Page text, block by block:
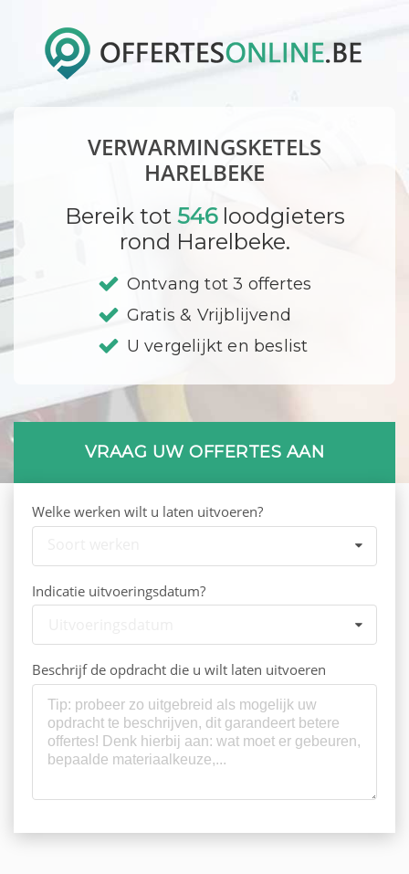
VERWARMINGSKETELS
HARELBEKE
Bereik tot 546loodgieters
rond Harelbeke.
Ontvang tot 3 offertes
Gratis & Vrijblijvend
U vergelijkt en beslist
VRAAG UW OFFERTES AAN
Welke werken wilt u laten uitvoeren?
Indicatie uitvoeringsdatum?
Beschrijf de opdracht die u wilt laten uitvoeren